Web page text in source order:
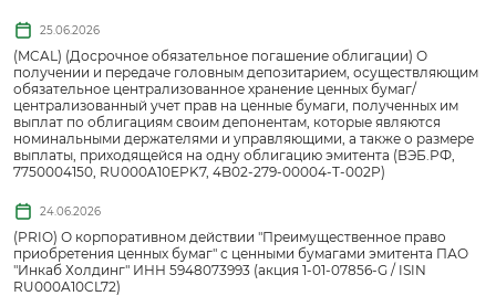
25.06.2026
(MCAL) (Досрочное обязательное погашение облигации) О
получении и передаче головным депозитарием, осуществляющим
обязательное централизованное хранение ценных бумаг/
централизованный учет прав на ценные бумаги, полученных им
выплат по облигациям своим депонентам, которые являются
номинальными держателями и управляющими, а также о размере
выплаты, приходящейся на одну облигацию эмитента (ВЭБ.РФ,
7750004150, RU000A10EPK7, 4B02-279-00004-T-002P)
24.06.2026
(PRIO) О корпоративном действии "Преимущественное право
приобретения ценных бумаг" с ценными бумагами эмитента ПАО
"Инкаб Холдинг" ИНН 5948073993 (акция 1-01-07856-G / ISIN
RU000A10CL72)